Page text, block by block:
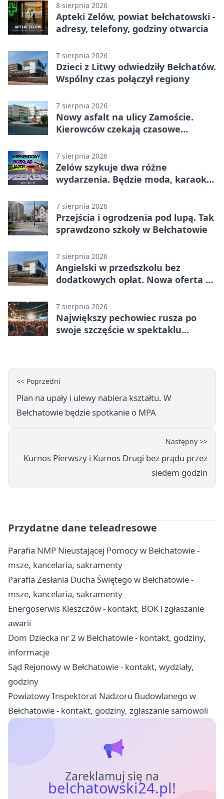
8 sierpnia 2026
Apteki Zelów, powiat bełchatowski -
adresy, telefony, godziny otwarcia
7 sierpnia 2026
Dzieci z Litwy odwiedziły Bełchatów.
Wspólny czas połączył regiony
7 sierpnia 2026
Nowy asfalt na ulicy Zamoście.
Kierowców czekają czasowe
7 sierpnia 2026
Zelów szykuje dwa różne
wydarzenia. Będzie moda, karaoke
7 sierpnia 2026
Przejścia i ogrodzenia pod lupą. Tak
sprawdzono szkoły w Bełchatowie
7 sierpnia 2026
Angielski w przedszkolu bez
dodatkowych opłat. Nowa oferta w
7 sierpnia 2026
Największy pechowiec rusza po
swoje szczęście w spektaklu
<< Poprzedni
Plan na upały i ulewy nabiera kształtu. W
Bełchatowie będzie spotkanie o MPA
Następny >>
Kurnos Pierwszy i Kurnos Drugi bez prądu przez
siedem godzin
Przydatne dane teleadresowe
Parafia NMP Nieustającej Pomocy w Bełchatowie -
msze, kancelaria, sakramenty
Parafia Zesłania Ducha Świętego w Bełchatowie -
msze, kancelaria, sakramenty
Energoserwis Kleszczów - kontakt, BOK i zgłaszanie
awarii
Dom Dziecka nr 2 w Bełchatowie - kontakt, godziny,
informacje
Sąd Rejonowy w Bełchatowie - kontakt, wydziały,
godziny
Powiatowy Inspektorat Nadzoru Budowlanego w
Bełchatowie - kontakt, godziny, zgłaszanie samowoli
Zareklamuj się na
belchatowski24.pl!